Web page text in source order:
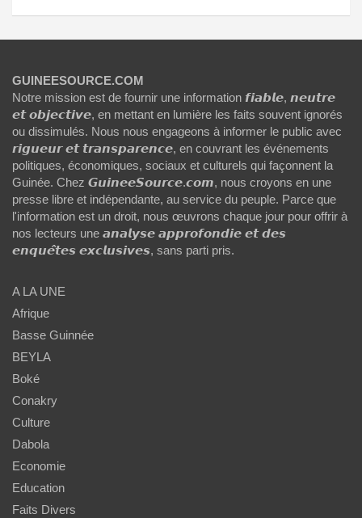
GUINEESOURCE.COM
Notre mission est de fournir une information 𝙛𝙞𝙖𝙗𝙡𝙚, 𝙣𝙚𝙪𝙩𝙧𝙚
𝙚𝙩 𝙤𝙗𝙟𝙚𝙘𝙩𝙞𝙫𝙚, en mettant en lumière les faits souvent ignorés
ou dissimulés. Nous nous engageons à informer le public avec
𝙧𝙞𝙜𝙪𝙚𝙪𝙧 𝙚𝙩 𝙩𝙧𝙖𝙣𝙨𝙥𝙖𝙧𝙚𝙣𝙘𝙚, en couvrant les événements
politiques, économiques, sociaux et culturels qui façonnent la
Guinée. Chez 𝙂𝙪𝙞𝙣𝙚𝙚𝙎𝙤𝙪𝙧𝙘𝙚.𝙘𝙤𝙢, nous croyons en une
presse libre et indépendante, au service du peuple. Parce que
l'information est un droit, nous œuvrons chaque jour pour offrir à
nos lecteurs une 𝙖𝙣𝙖𝙡𝙮𝙨𝙚 𝙖𝙥𝙥𝙧𝙤𝙛𝙤𝙣𝙙𝙞𝙚 𝙚𝙩 𝙙𝙚𝙨
𝙚𝙣𝙦𝙪𝙚̂𝙩𝙚𝙨 𝙚𝙭𝙘𝙡𝙪𝙨𝙞𝙫𝙚𝙨, sans parti pris.
A LA UNE
Afrique
Basse Guinnée
BEYLA
Boké
Conakry
Culture
Dabola
Economie
Education
Faits Divers